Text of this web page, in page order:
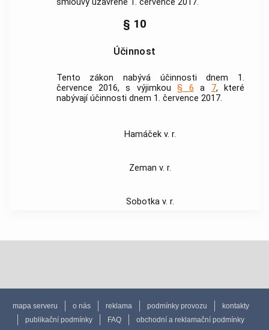
smlouvy uzavřené 1. července 2017.
§ 10
Účinnost
Tento zákon nabývá účinnosti dnem 1.
července 2016, s výjimkou§ 6 a 7, které
nabývají účinnosti dnem 1. července 2017.
Hamáček v. r.
Zeman v. r.
Sobotka v. r.
mapa serveru o nás reklama podmínky provozu
kontakty
publikační podmínky
FAQ obchodní a reklamační podmínky